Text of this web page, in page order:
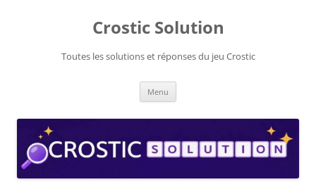
Crostic Solution
Toutes les solutions et réponses du jeu Crostic
Menu